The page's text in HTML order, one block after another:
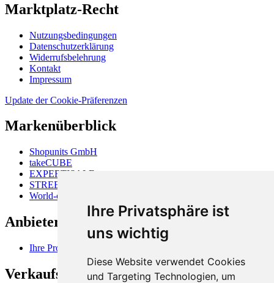
Ihre Privatsphäre ist
uns wichtig
Diese Website verwendet Cookies
und Targeting Technologien, um
Marktplatz-Recht
Nutzungsbedingungen
Datenschutzerklärung
Widerrufsbelehrung
Kontakt
Impressum
Update der Cookie-Präferenzen
Markenüberblick
Shopunits GmbH
takeCUBE
EXPERTISALE
STREETFOOD-MARKET
World-of-Shops
Anbieterinformation
Ihre Produkte online verkaufen
Verkaufsfahrzeuge, Nutzung